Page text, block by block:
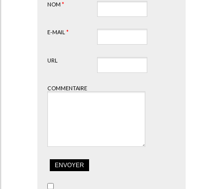
NOM *
E-MAIL *
URL
COMMENTAIRE